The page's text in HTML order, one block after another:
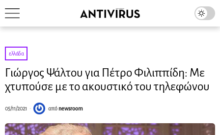
ελλάδα
Γιώργος Ψάλτου για Πέτρο Φιλιππίδη: Με
χτυπούσε με το ακουστικό του τηλεφώνου
05/11/2021 από newsroom